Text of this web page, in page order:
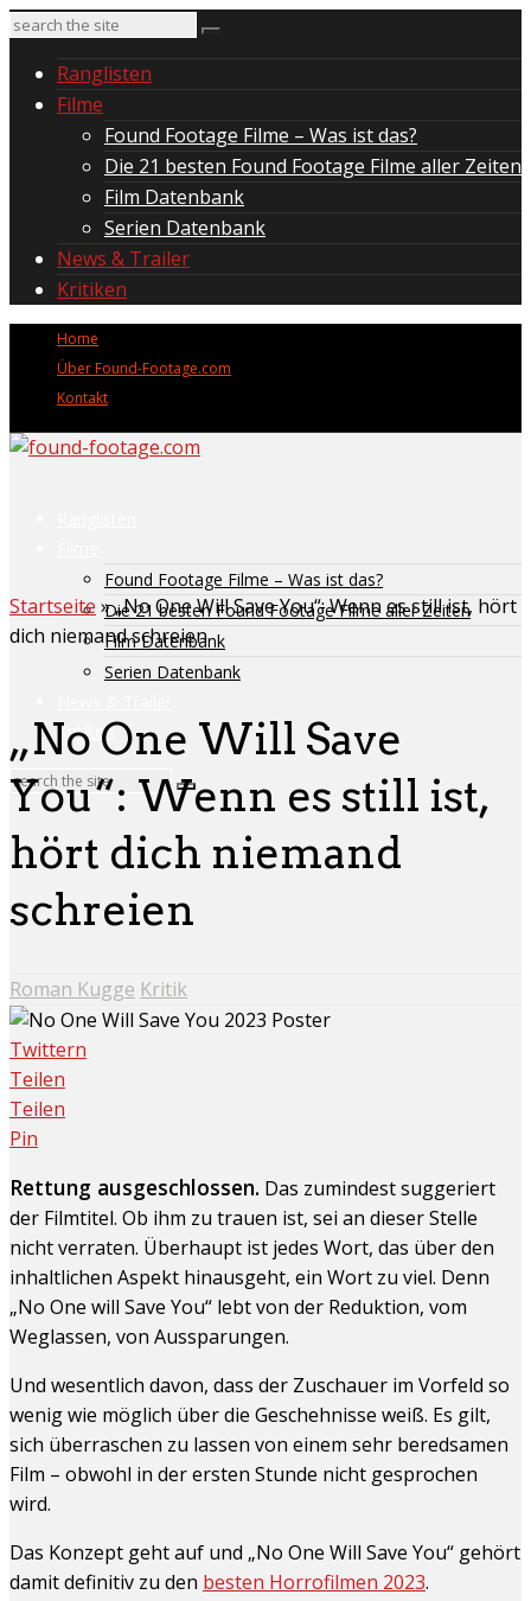
Ranglisten
Filme
Found Footage Filme – Was ist das?
Die 21 besten Found Footage Filme aller Zeiten
Film Datenbank
Serien Datenbank
News & Trailer
Kritiken
Home
Über Found-Footage.com
Kontakt
Found Footage Filme – Was ist das?
Die 21 besten Found Footage Filme aller Zeiten
Film Datenbank
Serien Datenbank
Kritiken
Startseite »„No One Will Save You“: Wenn es still ist, hört
dich niemand schreien
„No One Will Save
You“: Wenn es still ist,
hört dich niemand
schreien
Roman Kugge Kritik
Twittern
Teilen
Teilen
Pin
Rettung ausgeschlossen. Das zumindest suggeriert
der Filmtitel. Ob ihm zu trauen ist, sei an dieser Stelle
nicht verraten. Überhaupt ist jedes Wort, das über den
inhaltlichen Aspekt hinausgeht, ein Wort zu viel. Denn
„No One will Save You“ lebt von der Reduktion, vom
Weglassen, von Aussparungen.
Und wesentlich davon, dass der Zuschauer im Vorfeld so
wenig wie möglich über die Geschehnisse weiß. Es gilt,
sich überraschen zu lassen von einem sehr beredsamen
Film – obwohl in der ersten Stunde nicht gesprochen
wird.
Das Konzept geht auf und „No One Will Save You“ gehört
damit definitiv zu den besten Horrofilmen 2023.